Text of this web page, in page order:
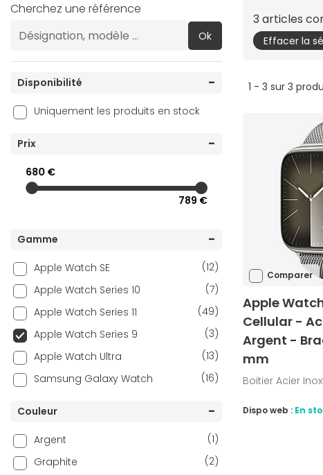
Cherchez une référence
Ok
Disponibilité
Uniquement les produits en stock
Prix
680 €
789 €
Gamme
Apple Watch SE
(12)
Apple Watch Series 10
(7)
Apple Watch Series 11
(49)
Apple Watch Series 9
(3)
Apple Watch Ultra
(13)
Samsung Galaxy Watch
(16)
Couleur
Argent
(1)
Graphite
(2)
3 articles
Effacer la
1 - 3 sur 3
Comparer
Apple Watch
Cellular -
Argent -
mm
Boitier Acier
Dispo web : En